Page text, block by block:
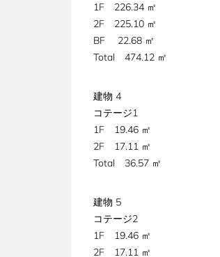
1F 226.34 ㎡
2F 225.10 ㎡
BF 22.68 ㎡
Total 474.12 ㎡
建物 4
コテージ1
1F 19.46 ㎡
2F 17.11 ㎡
Total 36.57 ㎡
建物 5
コテージ2
1F 19.46 ㎡
2F 17.11 ㎡